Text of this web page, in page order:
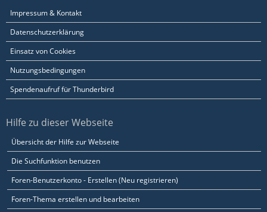
Impressum & Kontakt
Datenschutzerklärung
Einsatz von Cookies
Nutzungsbedingungen
Spendenaufruf für Thunderbird
Hilfe zu dieser Webseite
Übersicht der Hilfe zur Webseite
Die Suchfunktion benutzen
Foren-Benutzerkonto - Erstellen (Neu registrieren)
Foren-Thema erstellen und bearbeiten